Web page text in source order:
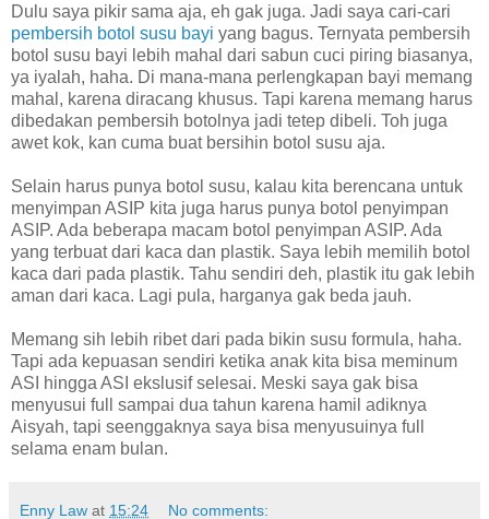
Dulu saya pikir sama aja, eh gak juga. Jadi saya cari-cari
pembersih botol susu bayi yang bagus. Ternyata pembersih
botol susu bayi lebih mahal dari sabun cuci piring biasanya,
ya iyalah, haha. Di mana-mana perlengkapan bayi memang
mahal, karena diracang khusus. Tapi karena memang harus
dibedakan pembersih botolnya jadi tetep dibeli. Toh juga
awet kok, kan cuma buat bersihin botol susu aja.
Selain harus punya botol susu, kalau kita berencana untuk
menyimpan ASIP kita juga harus punya botol penyimpan
ASIP. Ada beberapa macam botol penyimpan ASIP. Ada
yang terbuat dari kaca dan plastik. Saya lebih memilih botol
kaca dari pada plastik. Tahu sendiri deh, plastik itu gak lebih
aman dari kaca. Lagi pula, harganya gak beda jauh.
Memang sih lebih ribet dari pada bikin susu formula, haha.
Tapi ada kepuasan sendiri ketika anak kita bisa meminum
ASI hingga ASI ekslusif selesai. Meski saya gak bisa
menyusui full sampai dua tahun karena hamil adiknya
Aisyah, tapi seenggaknya saya bisa menyusuinya full
selama enam bulan.
Enny Law at 15:24 No comments: